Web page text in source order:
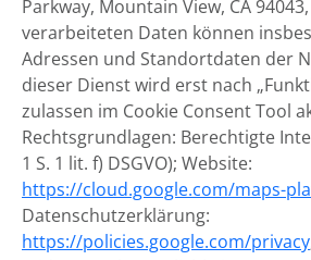
Parkway, Mountain View, CA
verarbeiteten Daten können
Adressen und Standortdaten der
dieser Dienst wird erst nach
zulassen im Cookie Consent Tool
Rechtsgrundlagen: Berechtigte
1 S. 1 lit. f) DSGVO); Website:
https://cloud.google.com/maps-
Datenschutzerklärung:
https://policies.google.com/privacy